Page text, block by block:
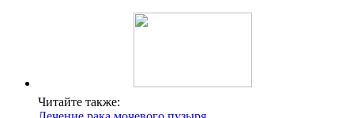
Читайте также: